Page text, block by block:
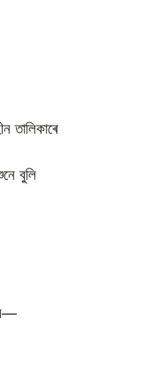
তালিকাৰে
বুলি